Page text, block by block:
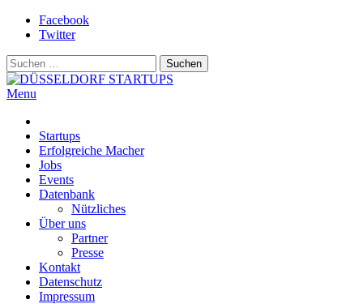
Skip
Facebook
Twitter
Suchen
nach:
ganzen Rheinland
Menu
Startups
Erfolgreiche Macher
Jobs
Events
Datenbank
Nützliches
Über uns
Partner
Presse
Kontakt
Datenschutz
Impressum